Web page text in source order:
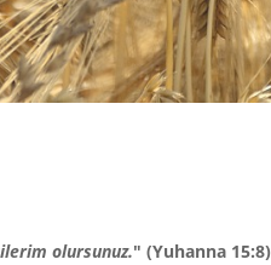
olursunuz." (Yuhanna 15:8)